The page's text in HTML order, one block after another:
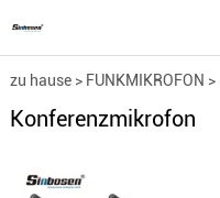
zu hause> FUNKMIKROFON >
Konferenzmikrofon